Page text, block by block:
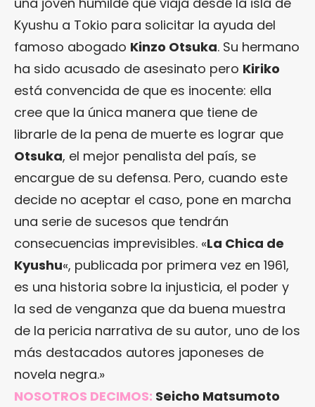
Kyushu a Tokio para solicitar la ayuda del
famoso abogado Kinzo Otsuka. Su hermano
ha sido acusado de asesinato pero Kiriko
está convencida de que es inocente: ella
cree que la única manera que tiene de
librarle de la pena de muerte es lograr que
Otsuka, el mejor penalista del país, se
encargue de su defensa. Pero, cuando este
decide no aceptar el caso, pone en marcha
una serie de sucesos que tendrán
consecuencias imprevisibles. «La Chica de
Kyushu«, publicada por primera vez en 1961,
es una historia sobre la injusticia, el poder y
la sed de venganza que da buena muestra
de la pericia narrativa de su autor, uno de los
más destacados autores japoneses de
novela negra.»
NOSOTROS DECIMOS: Seicho Matsumoto